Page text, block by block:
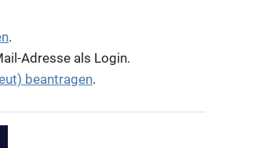
.
Adresse als Login.
beantragen.